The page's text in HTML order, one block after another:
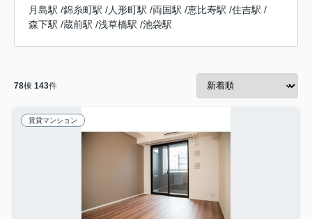
月島駅 /錦糸町駅 /人形町駅 /両国駅 /恵比寿駅 /住吉駅 /
森下駅 /蔵前駅 /浅草橋駅 /池袋駅
78棟 143件
賃貸マンション